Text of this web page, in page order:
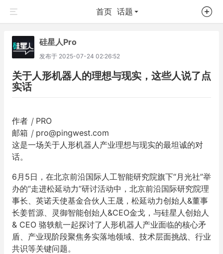
首页 话题
硅星人Pro
发布于 2025-07-24 02:26:52
关于人形机器人的理想与现实，这些人说了点
实话
作者 ｜ PRO
邮箱 ｜ pro@pingwest.com
这是一场关于人形机器人产业理想与现实的最坦诚的对
话。
6月5日，在北京前沿国际人工智能研究院旗下“月光社”举
办的“走进松延动力”研讨活动中，北京前沿国际研究院理
事长、英诺天使基金合伙人王晟，松延动力创始人&董事
长姜哲源、灵御智能创始人&CEO金戈，与硅星人创始人
& CEO 骆轶航一起探讨了人形机器人产业面临的核心矛
盾、产业现阶段聚焦务实落地领域、技术层面挑战、行业
共识等关键问题。